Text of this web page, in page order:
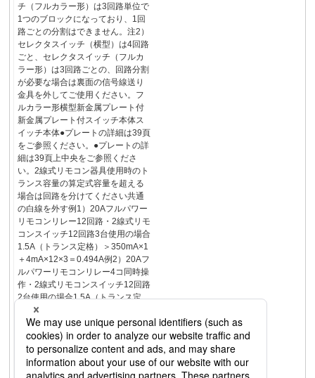
チ（フルカラー形）は3回路単位で
1つのブロックになっており、1回
路ごとの分割はできません。注2）
セレクタスイッチ（横型）は4回路
ごと、セレクタスイッチ（フルカ
ラー形）は3回路ごとの、回路分割
が必要な場合は裏面の信号線送り
金具を外してご使用ください。フ
ルカラー形横型新金属プレート付
新金属プレート付スイッチ本体ス
イッチ本体●プレートの詳細は39頁
をご参照ください。●プレートの詳
細は39頁上中央をご参照くださ
い。2線式リモコン器具使用時のト
ランス容量の算定式容量を超える
場合は回路を分けてください共通
の白線を外す例1）20Aフルパワー
リモコンリレー12回路・2線式リモ
コンスイッチ12回路3台使用の場合
1.5A（トランス定格）＞350mA×1
＋4mA×12×3＝0.494A例2）20Aフ
ルパワーリモコンリレー4コ同時操
作・2線式リモコンスイッチ12回路
2台使用の場合1.5A（トランス定
格）＞350mA×4＋4mA×12×2＝
1.496A配線可能距離（トランスと
スイッチ、セレクタスイッチ間）
トランス……2次側容量
24V1.5A36VA使用 リレー……
20Aフルパワーリモコンリレー使用